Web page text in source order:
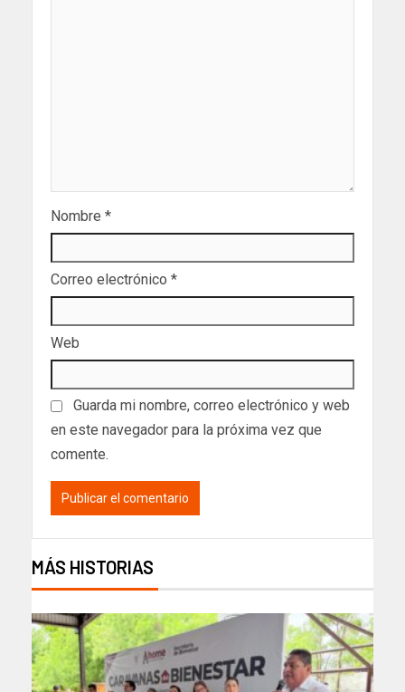
Nombre *
Correo electrónico *
Web
Guarda mi nombre, correo electrónico y web
en este navegador para la próxima vez que
comente.
MÁS HISTORIAS